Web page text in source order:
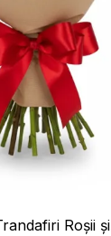
Roșii și